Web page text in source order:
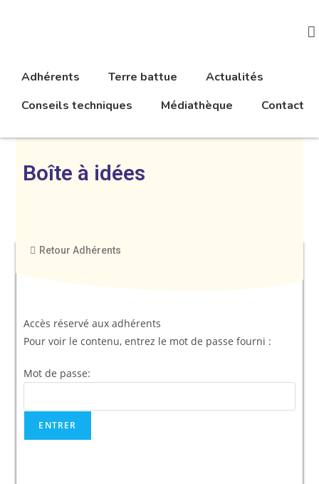
Adhérents Terre battue
Actualités
Conseils techniques
Médiathèque Contact
Boîte à idées
Retour Adhérents
Accès réservé aux adhérents
Pour voir le contenu, entrez le mot de passe fourni :
Mot de passe: